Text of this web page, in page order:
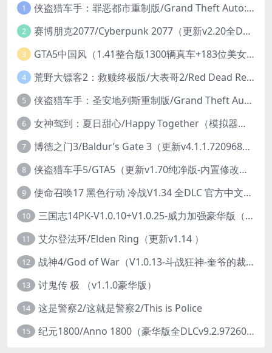
1 侠盗猎车手：罪恶都市重制版/Grand Theft Auto: Vice City – The Definitive Edition
2 赛博朋克2077/Cyberpunk 2077（更新v2.20全DLC）
3 GTA5中国风（1.41整合版1300辆真车+183位美女与英雄+200%存档）
4 荒野大镖客2：救赎终极版/大表哥2/Red Dead Redemption 2: Ultimate Edition（更新v1491.50终极版）
5 侠盗猎车手：圣安地列斯重制版/Grand Theft Auto: San Andreas – The Definitive Edition（更新v1.113.49697469）
6 女神驾到：夏日甜心/Happy Together（模拟器版-升级豪华终极珍藏版+全DLC）
7 博德之门3/Baldur’s Gate 3（更新v4.1.1.7209685）
8 侠盗猎车手5/GTA5（更新v1.70纯净版-内置修改器+通关存档）
9 使命召唤17 黑色行动 冷战V1.34 全DLC 官方中文版COD17
10 三国志14PK-V1.0.10+V1.0.25-威力加强豪华版（武将面容套装-全DLC+季票+特典+中文语音+编辑修改器）
11 艾尔登法环/Elden Ring（更新v1.14 ）
12 战神4/God of War（V1.0.13-斗战狂神-奎爷的裁决+全DLC）
13 讨鬼传 极 （v1.1.0豪华版）
14 这是警察2/这就是警察2/This is Police
15 纪元1800/Anno 1800（豪华版全DLCv9.2.972600）